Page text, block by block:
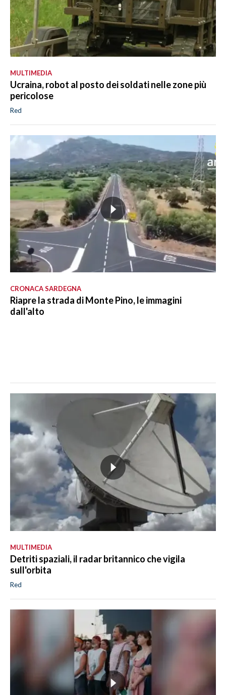
MULTIMEDIA
Ucraina, robot al posto dei soldati nelle zone più
pericolose
Red
CRONACA SARDEGNA
Riapre la strada di Monte Pino, le immagini
dall'alto
MULTIMEDIA
Detriti spaziali, il radar britannico che vigila
sull'orbita
Red